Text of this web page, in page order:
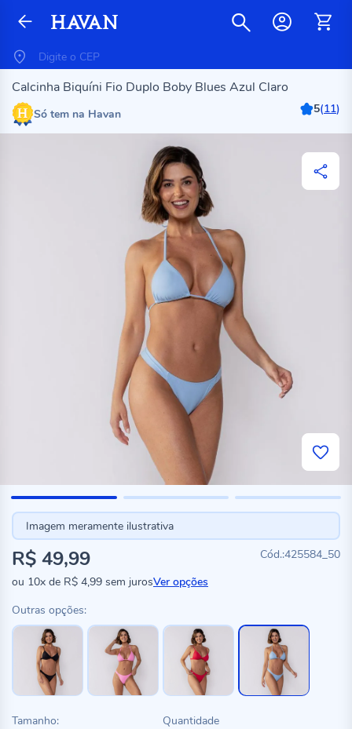
Calcinha Biquíni Fio Duplo Boby Blues Azul Claro
Só tem na Havan 5(11)
Imagem meramente ilustrativa
425584_50
R$ 49,99
ou 10x de R$ 4,99 sem jurosVer opções
Outras opções:
Tamanho: Quantidade